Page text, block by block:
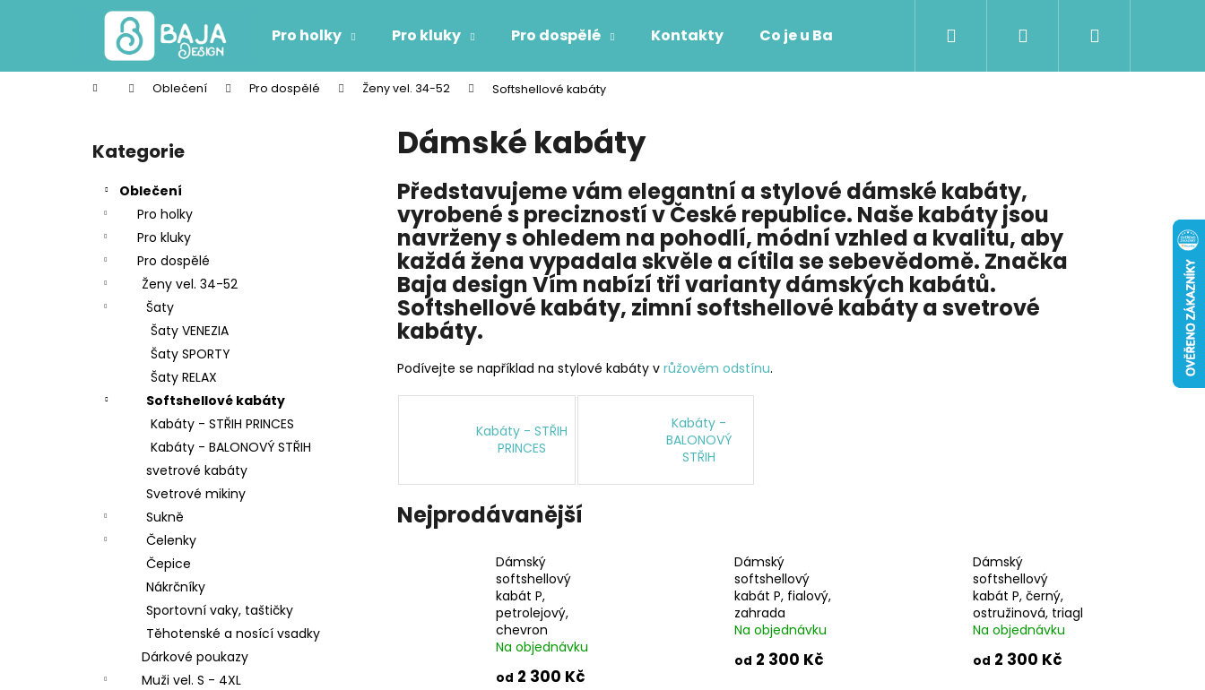
Pro holky Pro kluky Pro dospělé Kontakty Co je u Baji nového Přihlášení
Domů Oblečení Pro dospělé Ženy vel. 34-52 Softshellové kabáty
Přeskočit
kategorie
Kategorie
Oblečení
Pro holky
Pro kluky
Pro dospělé
Ženy vel. 34-52
Šaty
Šaty VENEZIA
Šaty SPORTY
Šaty RELAX
Softshellové kabáty
Kabáty - STŘIH PRINCES
Kabáty - BALONOVÝ STŘIH
svetrové kabáty
Svetrové mikiny
Sukně
Čelenky
Čepice
Nákrčníky
Sportovní vaky, taštičky
Těhotenské a nosící vsadky
Dárkové poukazy
Muži vel. S - 4XL
Dámské kabáty
Představujeme vám elegantní a stylové dámské kabáty,
vyrobené s precizností v České republice. Naše kabáty jsou
navrženy s ohledem na pohodlí, módní vzhled a kvalitu, aby
každá žena vypadala skvěle a cítila se sebevědomě. Značka
Baja design Vím nabízí tři varianty dámských kabátů.
Softshellové kabáty, zimní softshellové kabáty a svetrové
kabáty.
Podívejte se například na stylové kabáty v růžovém odstínu.
Kabáty - STŘIH
PRINCES
Kabáty -
BALONOVÝ
STŘIH
Nejprodávanější
Dámský
softshellový
kabát P,
petrolejový,
chevron
Na objednávku
od 2 300 Kč
Dámský
softshellový
kabát P, fialový,
zahrada
Na objednávku
od 2 300 Kč
Dámský
softshellový
kabát P, černý,
ostružinová, triagl
Na objednávku
od 2 300 Kč
í
do
do
Co potřebujete najít?
Doporučujeme
LETNÍ DÁMSKÉ ŠATY V, TYRKYSOVÉ
ORNAMENTY
950 Kč 950 Kč PESTRÉ PRUHY + VŠITÉ KRAŤASY
1 100 Kč